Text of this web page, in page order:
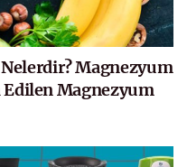
Magnezyum
Edilen Magnezyum